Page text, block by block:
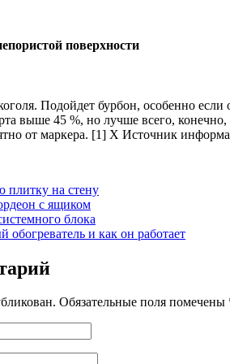
поверхности
Подойдет бурбон, особенно
выше 45 %, но лучше всего,
от маркера. [1] X Источник
плитку на стену
с ящиком
блока
обогреватель и как он работает
Обязательные поля помечены